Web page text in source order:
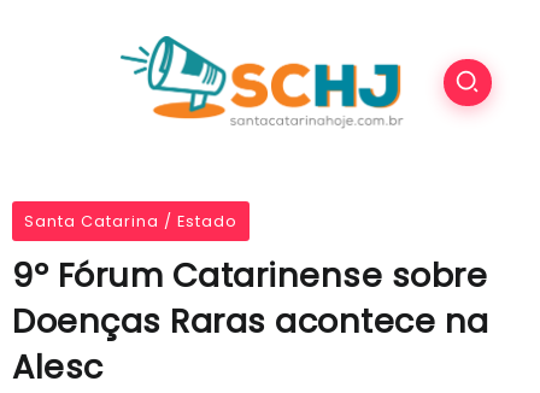
Santa Catarina / Estado
9º Fórum Catarinense sobre
Doenças Raras acontece na
Alesc